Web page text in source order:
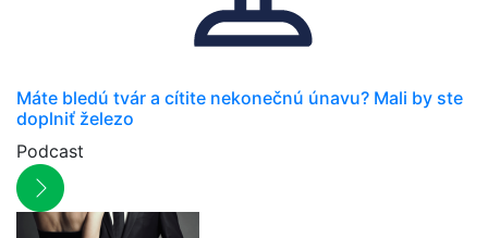
Máte bledú tvár a cítite nekonečnú únavu? Mali by ste
doplniť železo
Podcast